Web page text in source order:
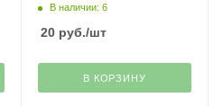
В наличии: 6
20руб./шт
В КОРЗИНУ